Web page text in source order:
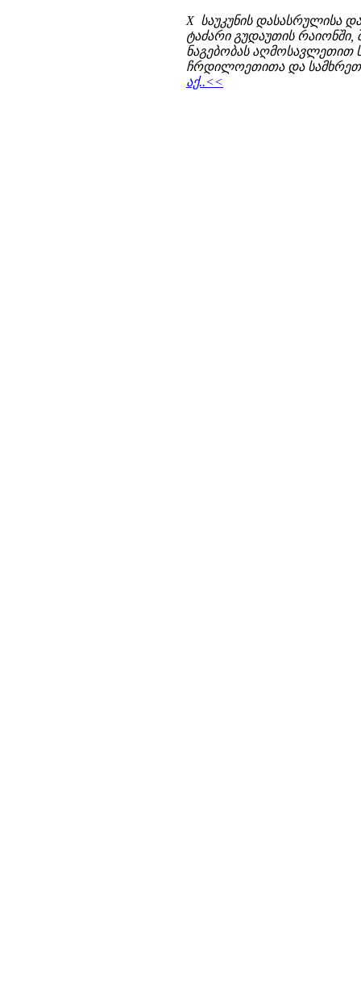
X საუკუნის დასასრულისა
ტაძარი გუდაუთის რაიონში,
ნაგებობას აღმოსავლეთით
ჩრდილოეთითა და
აქ..<<